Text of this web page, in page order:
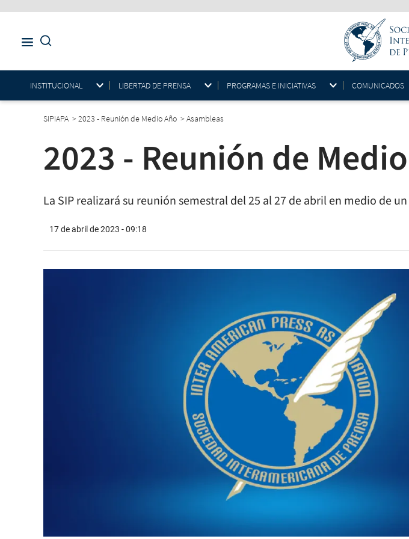
INSTITUCIONAL LIBERTAD DE PRENSA PROGRAMAS E INICIATIVAS COMUNICADOS
SIPIAPA >2023 - Reunión de Medio Año >Asambleas
2023 - Reunión de
La SIP realizará su reunión semestral del 25 al 27 de abril en medio de
17 de abril de 2023 - 09:18